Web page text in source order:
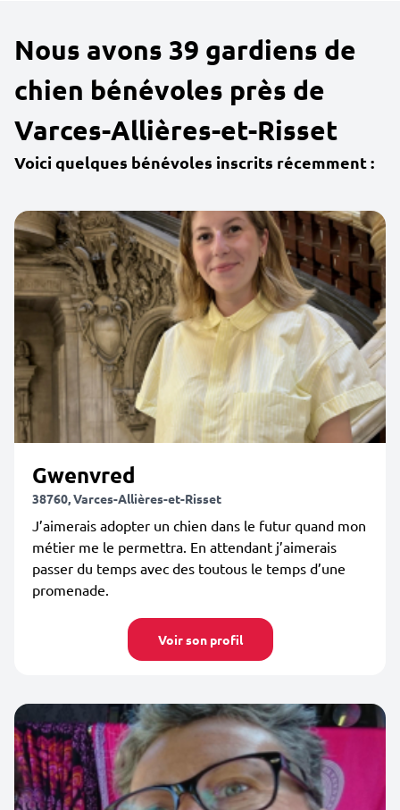
Nous avons 39 gardiens de
chien bénévoles près de
Varces-Allières-et-Risset
Voici quelques bénévoles inscrits récemment :
Gwenvred
38760, Varces-Allières-et-Risset
J’aimerais adopter un chien dans le futur quand mon
métier me le permettra. En attendant j’aimerais
passer du temps avec des toutous le temps d’une
promenade.
Voir son profil